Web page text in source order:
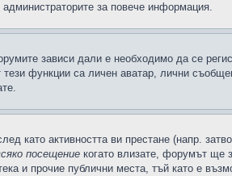
за повече информация.
зависи дали е необходимо да се
функции са личен аватар, лични
като активността ви престане (напр.
посещение когато влизате, форумът ще
и прочие публични места, тъй като е